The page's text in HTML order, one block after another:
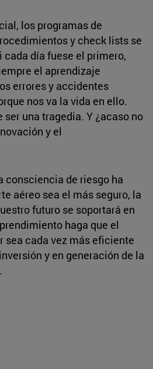
los programas de
y check lists se
día fuese el primero,
el aprendizaje
errores y accidentes
nos va la vida en ello.
ser una tragedia. Y ¿acaso no
y el
consciencia de riesgo ha
aéreo sea el más seguro, la
futuro se soportará en
haga que el
sea cada vez más eficiente
y en generación de la